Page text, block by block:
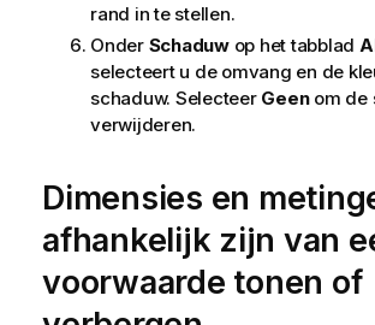
rand in te stellen.
Onder Schaduwop het tabblad
selecteert u de omvang en de
schaduw. Selecteer Geenom de
verwijderen.
Dimensies en
afhankelijk zijn van
voorwaarde tonen of